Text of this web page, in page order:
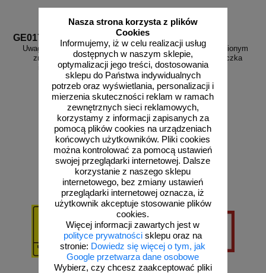
Nasza strona korzysta z plików
Cookies
Informujemy, iż w celu realizacji usług
dostępnych w naszym sklepie,
optymalizacji jego treści, dostosowania
sklepu do Państwa indywidualnych
potrzeb oraz wyświetlania, personalizacji i
mierzenia skuteczności reklam w ramach
zewnętrznych sieci reklamowych,
korzystamy z informacji zapisanych za
pomocą plików cookies na urządzeniach
końcowych użytkowników. Pliki cookies
można kontrolować za pomocą ustawień
swojej przeglądarki internetowej. Dalsze
korzystanie z naszego sklepu
internetowego, bez zmiany ustawień
przeglądarki internetowej oznacza, iż
użytkownik akceptuje stosowanie plików
cookies.
Więcej informacji zawartych jest w
polityce prywatności sklepu oraz na
stronie: Dowiedz się więcej o tym, jak
Google przetwarza dane osobowe
Wybierz, czy chcesz zaakceptować pliki
GE017
Uwaga ! Ruchome elementy -
znak bhp ostrzegający,
informujący - GE017
od 2,58 zł
2,10 zł netto
do koszyka
JD024
Uwaga! Gaz - nieupoważnionym
wstęp wzbroniony - tabliczka
gazowa - JD024
od 43,16 zł
35,09 zł netto
do koszyka